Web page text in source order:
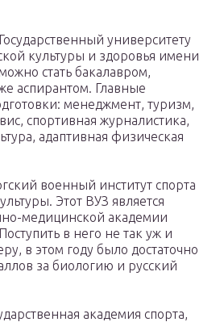
университету
культуры и здоровья имени
стать бакалавром,
аспирантом. Главные
менеджмент, туризм,
спортивная журналистика,
адаптивная физическая
военный институт спорта
Этот ВУЗ является
медицинской академии
в него не так уж и
в этом году было достаточно
за биологию и русский
академия спорта,